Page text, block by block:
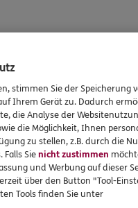
stimmen Sie der Speicherung
Ihrem Gerät zu. Dadurch
die Analyse der
die Möglichkeit, Ihnen
zu stellen, z.B. durch die
Falls Sienicht zustimmen
und Werbung auf dieser
über den Button "Tool-
Tools finden Sie unter